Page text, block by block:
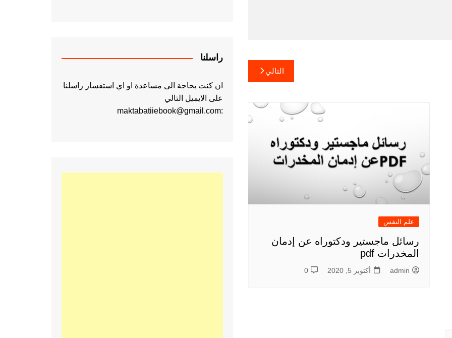
التالي
علم النفس
رسائل ماجستير ودكتوراه عن إدمان
المخدرات pdf
admin أكتوبر 5, 2020 0
راسلنا
ان كنت بحاجة الى مساعدة او اي استفسار راسلنا
على الايميل التالي
:maktabatiiebook@gmail.com